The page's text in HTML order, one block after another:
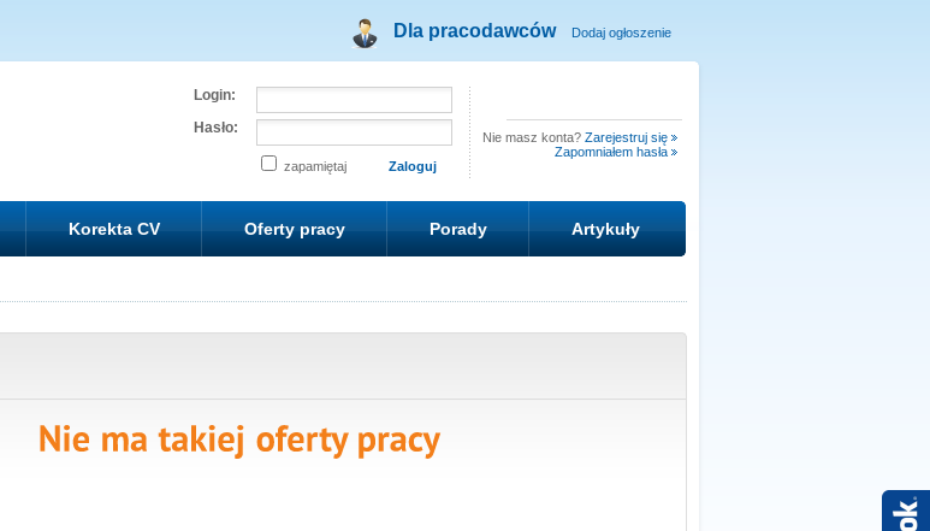
Dla pracodawców Dodaj ogłoszenie
Login:
Hasło:
zapamiętaj
Nie masz konta? Zarejestruj się
Zapomniałem hasła
Korekta CV Oferty pracy Porady Artykuły